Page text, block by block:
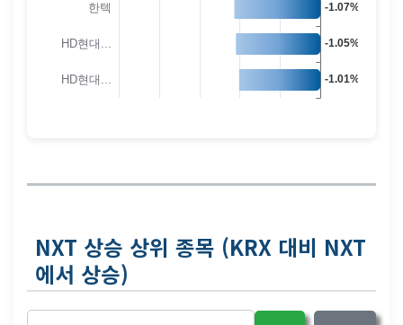
NXT 상승 상위 종목 (KRX 대비 NXT
에서 상승)